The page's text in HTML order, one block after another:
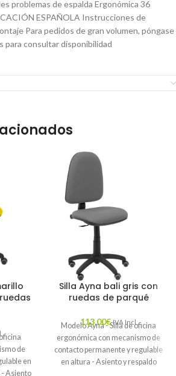
problemas de espalda Ergonómica 36
ESPAÑOLA Instrucciones de
Para pedidos de gran volumen, póngase
consultar disponibilidad
de
en
- Asiento
Silla Ayna bali gris con
ruedas de parqué
113,00€ IVA Incl.
Modelo Ayna - Silla de oficina
ergonómica con mecanismo de
contacto permanente y regulable
en altura - Asiento y respaldo